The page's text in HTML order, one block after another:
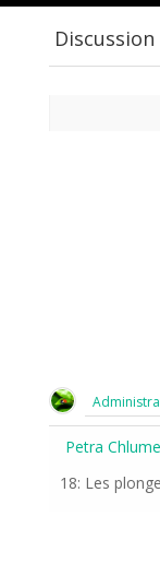
Discussion
Petra
18: Les